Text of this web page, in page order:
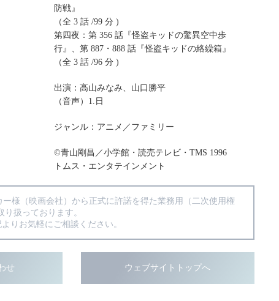
防戦』
（全 3 話 /99 分 )
第四夜：第 356 話『怪盗キッドの驚異空中歩
行』、第 887・888 話『怪盗キッドの絡繰箱』
（全 3 話 /96 分 )
出演：高山みなみ、山口勝平
（音声）1.日
ジャンル：アニメ／ファミリー
©青山剛昌／小学館・読売テレビ・TMS 1996
トムス・エンタテインメント
様（映画会社）から正式に許諾を得た業務用（二次使用権
扱っております。
りお気軽にご相談ください。
せ ウェブサイトトップへ